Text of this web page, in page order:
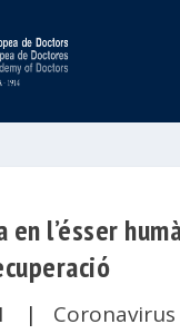
en l’ésser
|